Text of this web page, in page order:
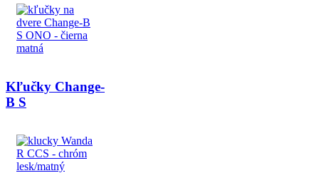
Kľučky Change-
B S